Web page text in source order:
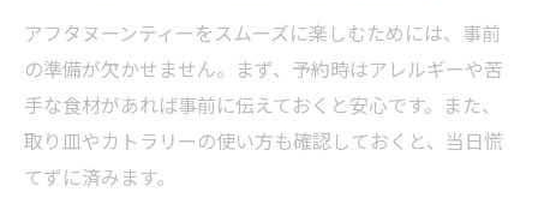
ーンティー流儀
スコーンと紅茶のマナーを身につける方法
アフタヌーンティーでスマートに見せるス
アフタヌーンティーをスムーズに楽しむためには、事前
の準備が欠かせません。まず、予約時はアレルギーや苦
手な食材があれば事前に伝えておくと安心です。また、
取り皿やカトラリーの使い方も確認しておくと、当日慌
てずに済みます。